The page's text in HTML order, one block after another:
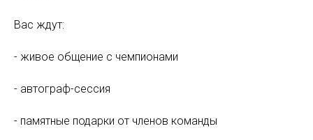
Вас ждут:
- живое общение с чемпионами
- автограф-сессия
- памятные подарки от членов команды